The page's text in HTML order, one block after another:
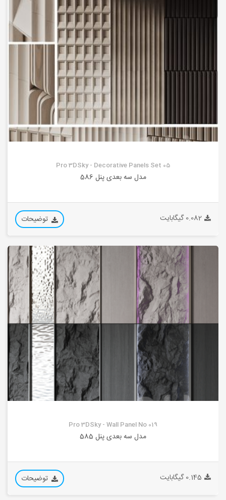
Pro 3DSky - Decorative Panels Set 05
مدل سه بعدی پنل 586
0.082 گیگابایت توضیحات
Pro 3DSky - Wall Panel No 019
مدل سه بعدی پنل 585
0.145 گیگابایت توضیحات